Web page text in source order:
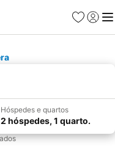
Favoritos
Iniciar
Hóspedes e quartos
2 hóspedes, 1 quarto.